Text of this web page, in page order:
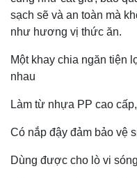
sạch sẽ và an toàn mà
như hương vị thức ăn.
Một khay chia ngăn tiện
nhau
Làm từ nhựa PP cao
Có nắp đậy đảm bảo vệ
Dùng được cho lò vi sóng